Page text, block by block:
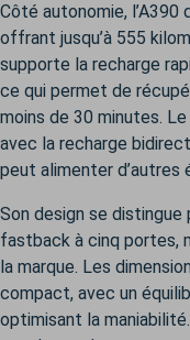
Côté autonomie, l’A390
offrant jusqu’à 555
supporte la recharge
ce qui permet de
moins de 30 minutes.
avec la recharge
peut alimenter d’autres
Son design se
fastback à cinq portes,
la marque. Les
compact, avec un
optimisant la